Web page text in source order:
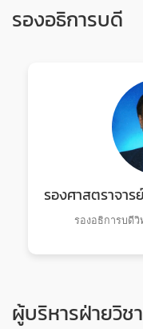
รองอธิการบดี
รองศาสตราจา
รองอธิการบดีวิ
ผู้บริหารฝ่ายวิช